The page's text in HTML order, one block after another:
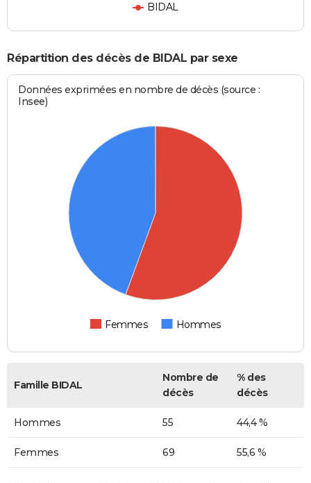
BIDAL
Répartition des décès de BIDAL par sexe
Données exprimées en nombre de décès (source :
Insee)
Femmes Hommes
Famille BIDAL
Nombre de
décès
% des
décès
Hommes 55 44,4 %
Femmes 69 55,6 %